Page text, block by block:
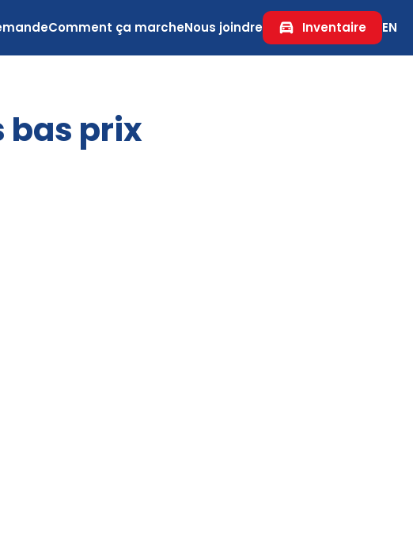
Comment ça marcheNous joindre Inventaire EN
bas prix